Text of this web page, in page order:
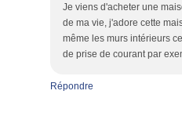
Je viens d'acheter une
de ma vie, j'adore cette
même les murs intérieurs
de prise de courant par
Répondre